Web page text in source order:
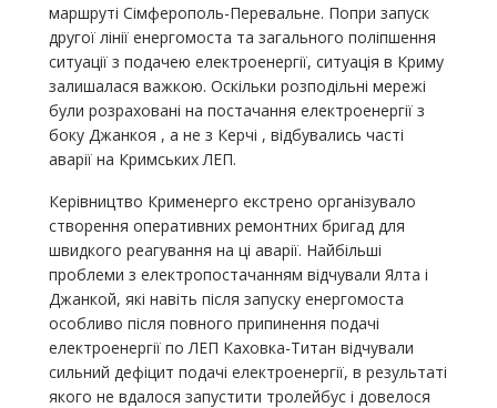
маршруті Сімферополь-Перевальне. Попри запуск
другої лінії енергомоста та загального поліпшення
ситуації з подачею електроенергії, ситуація в Криму
залишалася важкою. Оскільки розподільні мережі
були розраховані на постачання електроенергії з
боку Джанкоя , а не з Керчі , відбувались часті
аварії на Кримських ЛЕП.
Керівництво Крименерго екстрено організувало
створення оперативних ремонтних бригад для
швидкого реагування на ці аварії. Найбільші
проблеми з електропостачанням відчували Ялта і
Джанкой, які навіть після запуску енергомоста
особливо після повного припинення подачі
електроенергії по ЛЕП Каховка-Титан відчували
сильний дефіцит подачі електроенергії, в результаті
якого не вдалося запустити тролейбус і довелося